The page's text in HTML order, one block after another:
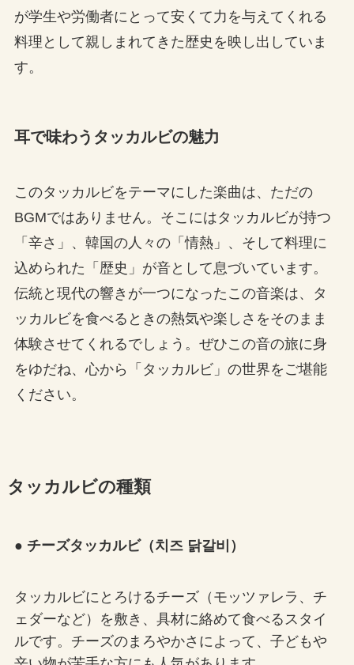
が学生や労働者にとって安くて力を与えてくれる
料理として親しまれてきた歴史を映し出していま
す。
耳で味わうタッカルビの魅力
このタッカルビをテーマにした楽曲は、ただの
BGMではありません。そこにはタッカルビが持つ
「辛さ」、韓国の人々の「情熱」、そして料理に
込められた「歴史」が音として息づいています。
伝統と現代の響きが一つになったこの音楽は、タ
ッカルビを食べるときの熱気や楽しさをそのまま
体験させてくれるでしょう。ぜひこの音の旅に身
をゆだね、心から「タッカルビ」の世界をご堪能
ください。
タッカルビの種類
● チーズタッカルビ（치즈 닭갈비）
タッカルビにとろけるチーズ（モッツァレラ、チ
ェダーなど）を敷き、具材に絡めて食べるスタイ
ルです。チーズのまろやかさによって、子どもや